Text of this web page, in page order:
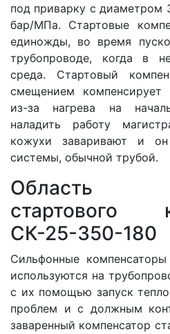
под приварку с диаметром
бар/МПа. Стартовые
единожды, во время
трубопроводе, когда в
среда. Стартовый
смещением
из-за нагрева на
наладить работу
кожухи заваривают и он
системы, обычной трубой.
Область
стартового
СК-25-350-180
Сильфонные
используются на
с их помощью запуск
проблем и с должным
заваренный компенсатор